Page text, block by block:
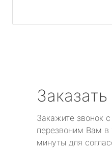
Закажите звонок
перезвоним Вам в
минуты для